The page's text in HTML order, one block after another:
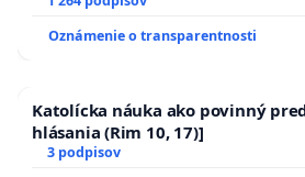
Oznámenie o transparentnosti
Katolícka náuka ako povinný
hlásania (Rim 10, 17)]
3 podpisov